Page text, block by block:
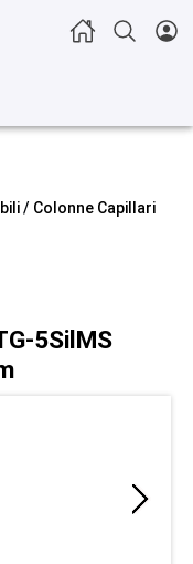
/ Colonne Capillari
5SilMS